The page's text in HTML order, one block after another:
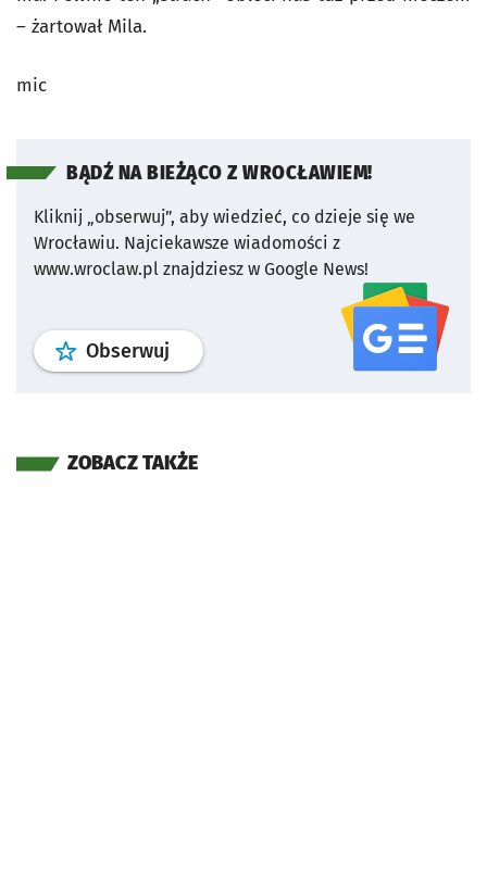
– żartował Mila.
mic
BĄDŹ NA BIEŻĄCO Z WROCŁAWIEM!
Kliknij „obserwuj”, aby wiedzieć, co dzieje się we
Wrocławiu. Najciekawsze wiadomości z
www.wroclaw.pl znajdziesz w Google News!
Obserwuj profil serwisu
ZOBACZ TAKŻE